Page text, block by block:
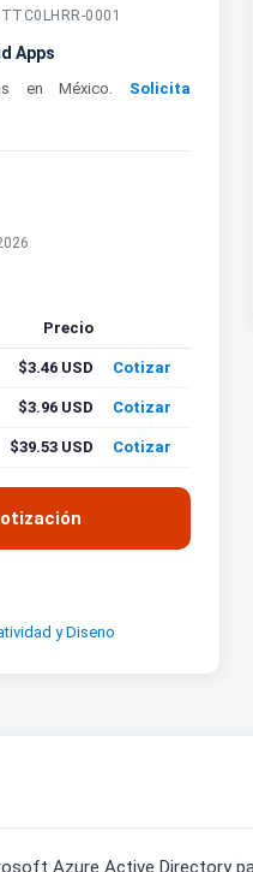
0001
Apps
en México. Solicita
Precio
$3.46 USD Cotizar
$3.96 USD Cotizar
$39.53 USD Cotizar
y Diseno
Azure Active Directory